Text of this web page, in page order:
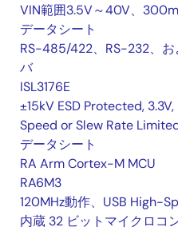
VIN範囲3.5V～40V、
データシート
RS-485/422、RS-232、
バ
ISL3176E
±15kV ESD Protected,
Speed or Slew Rate
データシート
RA Arm Cortex-M MCU
RA6M3
120MHz動作、USB High-
内蔵 32 ビットマイクロコ